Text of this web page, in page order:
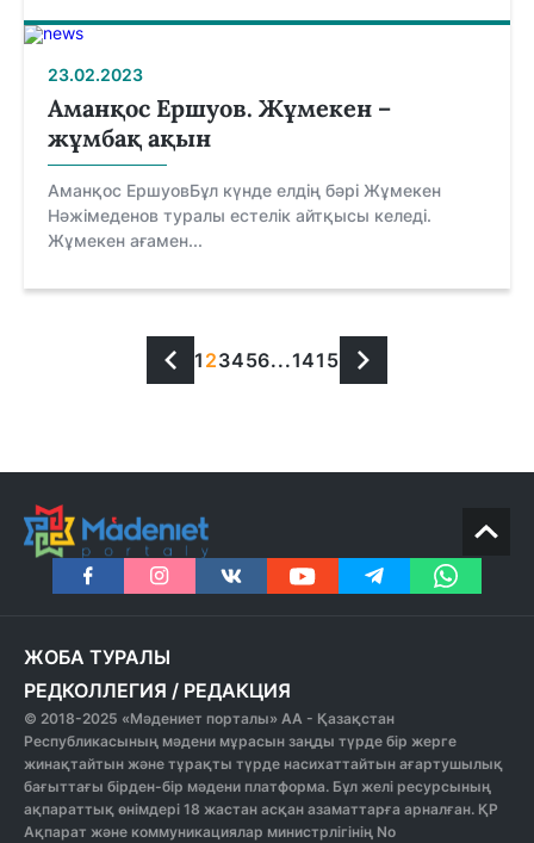
23.02.2023
Аманқос Ершуов. Жұмекен –
жұмбақ ақын
Аманқос ЕршуовБұл күнде елдің бәрі Жұмекен
Нәжімеденов туралы естелік айтқысы келеді.
Жұмекен ағамен...
1 23456...1415
ЖОБА ТУРАЛЫ
РЕДКОЛЛЕГИЯ / РЕДАКЦИЯ
© 2018-2025 «Мәдениет порталы» АА - Қазақстан
Республикасының мәдени мұрасын заңды түрде бір жерге
жинақтайтын және тұрақты түрде насихаттайтын ағартушылық
бағыттағы бірден-бір мәдени платформа. Бұл желі ресурсының
ақпараттық өнімдері 18 жастан асқан азаматтарға арналған. ҚР
Ақпарат және коммуникациялар министрлігінің No